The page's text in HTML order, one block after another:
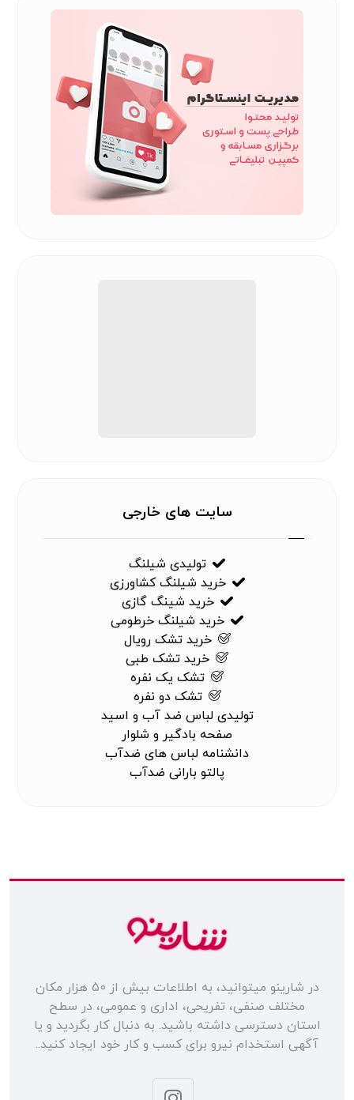
سایت های خارجی
تولیدی شیلنگ
خرید شیلنگ کشاورزی
خرید شینگ گازی
خرید شیلنگ خرطومی
خرید تشک رویال
خرید تشک طبی
تشک یک نفره
تشک دو نفره
تولیدی لباس ضد آب و اسید
صفحه بادگیر و شلوار
دانشنامه لباس های ضدآب
پالتو بارانی ضدآب
در شارینو میتوانید، به اطلاعات بیش از 50 هزار مکان
مختلف صنفی، تفریحی، اداری و عمومی، در سطح
استان دسترسی داشته باشید. به دنبال کار بگردید و یا
آگهی استخدام نیرو برای کسب و کار خود ایجاد کنید..